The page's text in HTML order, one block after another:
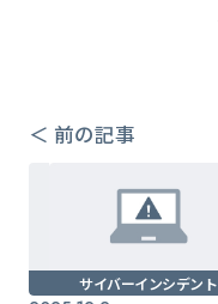
＜ 前の記事
サイバーインシデント